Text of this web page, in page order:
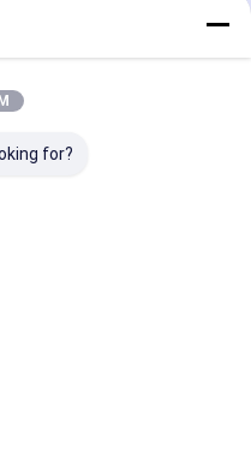
নীতি
© 2026 Younger Garment
Rights Reserved.
for?